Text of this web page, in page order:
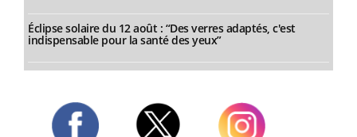
Éclipse solaire du 12 août : “Des verres adaptés, c'est
indispensable pour la santé des yeux”